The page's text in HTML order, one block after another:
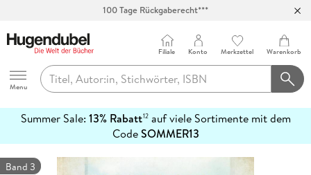
100 Tage Rückgaberecht***
Hugendubel
Menu
Filiale Konto Merkzettel Warenkorb
Summer Sale: 13% Rabatt12auf viele Sortimente mit dem
CodeSOMMER13
erfahren
Band 3